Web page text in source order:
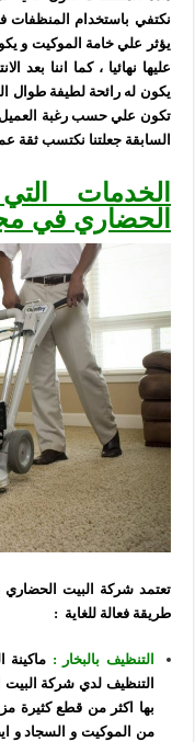
نكتفي باستخدام المنظفات
يؤثر علي خامة الموكيت و
عليها نهائيا ، كما اننا بعد
يكون له رائحة لطيفة طوال
تكون علي حسب رغبة العميل
السابقة جعلتنا نكتسب ثقة
الخدمات
الحضاري في
تعتمد شركة البيت
طريقة فعالة للغاية :
التنظيف بالبخار : ماكينة
التنظيف لدي شركة البيت
بها اكثر من قطع كثيرة
من الموكيت و السجاد و